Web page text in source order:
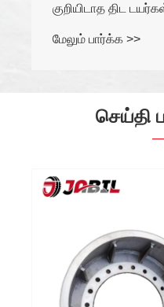
குறியிடாத திட
மேலும் பார்க்க >>
செய்தி